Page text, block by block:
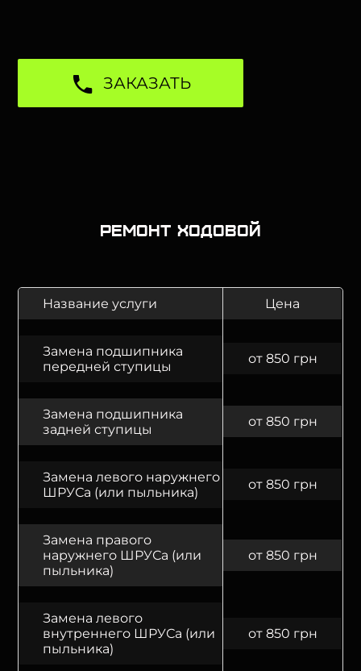
ЗАКАЗАТЬ
Ремонт ходовой
Название услуги Цена
Замена подшипника
передней ступицы
от 850 грн
Замена подшипника
задней ступицы
от 850 грн
Замена левого наружнего
ШРУСа (или пыльника)
от 850 грн
Замена правого
наружнего ШРУСа (или
пыльника)
от 850 грн
Замена левого
внутреннего ШРУСа (или
пыльника)
от 850 грн